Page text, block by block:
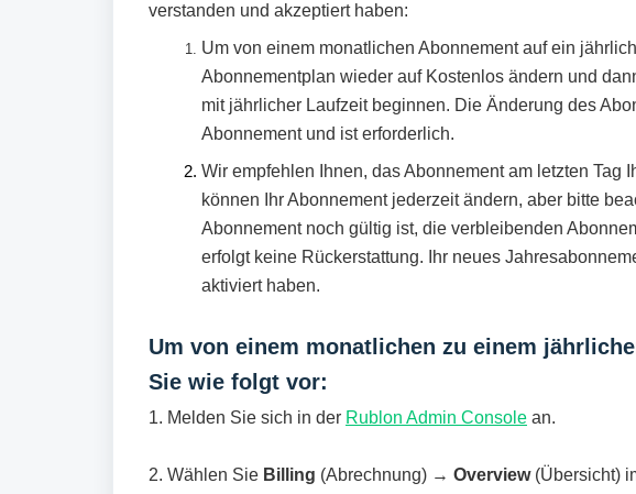
verstanden und akzeptiert haben:
Um von einem monatlichen Abonnement auf ein
Abonnementplan wieder auf Kostenlos ändern und
mit jährlicher Laufzeit beginnen. Die Änderung des
Abonnement und ist erforderlich.
Wir empfehlen Ihnen, das Abonnement am letzten Tag
können Ihr Abonnement jederzeit ändern, aber bitte
Abonnement noch gültig ist, die verbleibenden
erfolgt keine Rückerstattung. Ihr neues
aktiviert haben.
Um von einem monatlichen zu einem
Sie wie folgt vor:
1. Melden Sie sich in der Rublon Admin Console an.
2. Wählen Sie Billing (Abrechnung) → Overview (Übersicht)